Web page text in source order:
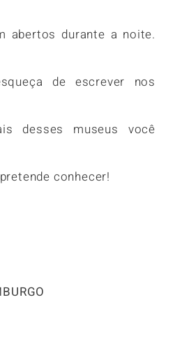
abertos durante a noite.
de escrever nos
desses museus você
conhecer!